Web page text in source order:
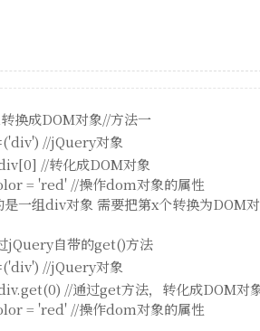
换成DOM对象//方法一
('div') //jQuery对象
//转化成DOM对象
= 'red' //操作dom对象的属性
是一组div对象 需要把第x个转换为DOM
jQuery自带的get()方法
('div') //jQuery对象
//通过get方法，转化成DOM对
= 'red' //操作dom对象的属性